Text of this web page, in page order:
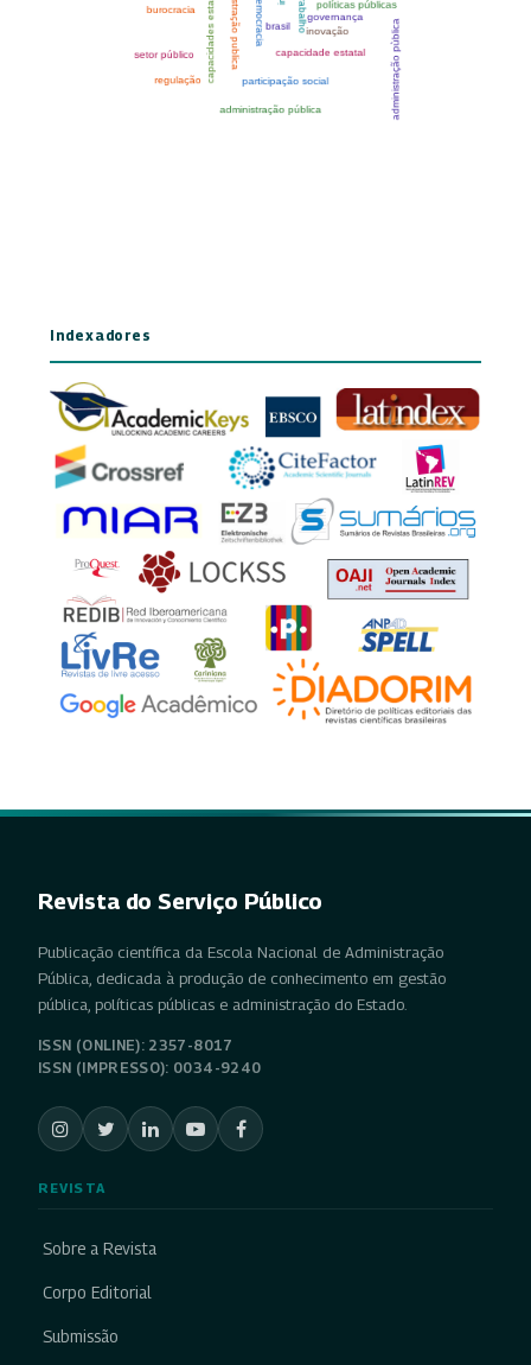
Indexadores
Revista do Serviço Público
Publicação científica da Escola Nacional de Administração
Pública, dedicada à produção de conhecimento em gestão
pública, políticas públicas e administração do Estado.
ISSN (ONLINE): 2357-8017
ISSN (IMPRESSO): 0034-9240
REVISTA
Sobre a Revista
Corpo Editorial
Submissão